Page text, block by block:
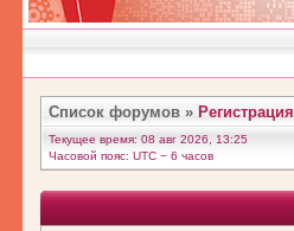
Список форумов » Регистрация
Текущее время: 08 авг 2026, 13:25
Часовой пояс: UTC − 6 часов